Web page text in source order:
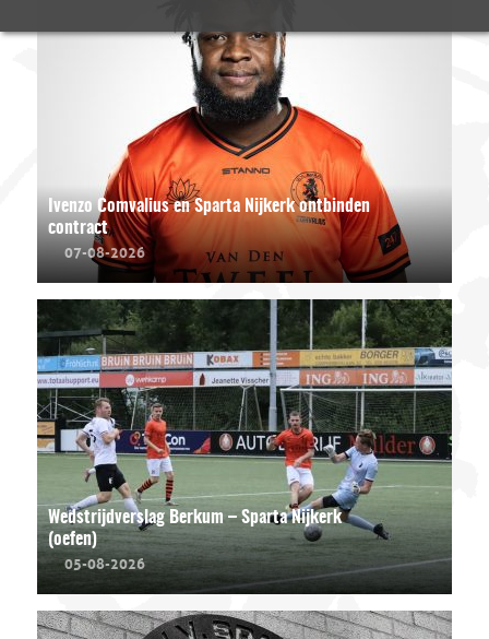
Ivenzo Comvalius en Sparta Nijkerk ontbinden
contract
07-08-2026
Wedstrijdverslag Berkum – Sparta Nijkerk
(oefen)
05-08-2026